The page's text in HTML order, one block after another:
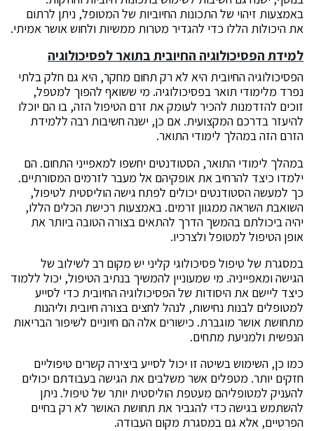
באמצעות זיהוי של התכונות החיוביות של המטופל, ניתן לרתום
את היכולות הללו כדי להגדיר מטרות ממשיות ולחוש אושר אמיתי.
למידת הפסיכולוגיה החיובית בתואר לפסיכולוגיה
הפסיכולוגיה החיובית היא לא רק תחום מחקר, היא גם חלק בלתי
נפרד מלימודי תואר בפסיכולוגיה. מי ששואף להפוך למטפל,
זוכים להזדמנות להכיר לעומק את זרם הטיפול הזה, בו הם יוכלו
להיעזר בדרכם המקצועית. אם כן, ישנה חשיבות רבה ללמידת
הזרם הזה במהלך לימודי התואר.
במהלך לימודי התואר, הסטודנטים יחשפו למאפייני התחום. הם
ילמדו כיצד להרחיב את אופקיהם אל מעבר לזרמים המסורתיים.
כך למעשה הסטודנטים יכולים לפתח גישה הוליסטית לטיפול,
השואבת השראה ממגוון זרמים. באמצעות רכישת הכלים הללו,
יהיה ביכולתם בהמשך הדרך להתאים בצורה הטובה ביותר את
אופן הטיפול למטופל ולצרכיו.
במסגרת של טיפול פסיכולוגי קליני יש מקום רב לשילוב של
הגישה ומאפייניה. מי שמעוניין להמשיך בנתיב הטיפול, יכול ללמוד
כיצד ליישם את היסודות של הפסיכולוגיה החיובית כדי לסייע
למטופלים לבנות נחישות, לנהל לחצים בצורה חיובית וליהנות
מתחושת אושר מוגברת. כישורים אלה הם חיוניים לשיפור הבריאות
הנפשית ולמניעת מתחים.
כמו כן, השימוש בשיטה זו יכול לסייע ביצירה קשרים טיפוליים
חזקים יותר. מטפלים אשר משלבים את הגישה בעבודתם יכולים
להעניק למטופליהם מעטפת הוליסטית יותר של טיפול. ניתן
להשתמש בגישה כדי להגביר את תחושת האושר לא רק בחיים
הפרטיים, אלא גם במסגרת מקום העבודה.